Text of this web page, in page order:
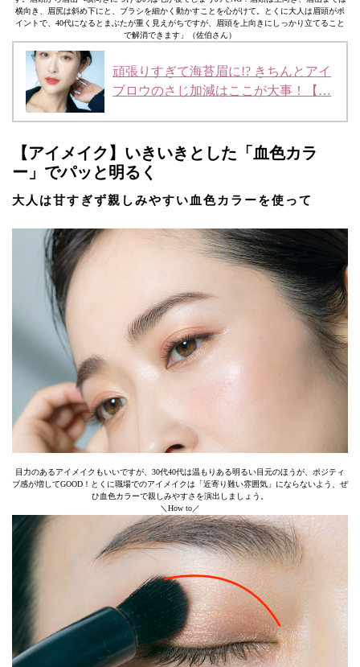
横向き、眉尻は斜め下にと、ブラシを細かく動かすことを心がけて。とくに大人は眉頭がポ
イントで、40代になるとまぶたが重く見えがちですが、眉頭を上向きにしっかり立てること
で解消できます」（佐伯さん）
頑張りすぎて海苔眉に!? きちんとアイ
ブロウのさじ加減はここが大事！【…
【アイメイク】いきいきとした「血色カラ
ー」でパッと明るく
大人は甘すぎず親しみやすい血色カラーを使って
目力のあるアイメイクもいいですが、30代40代は温もりある明るい目元のほうが、ポジティ
ブ感が増してGOOD！とくに職場でのアイメイクは「近寄り難い雰囲気」にならないよう、ぜ
ひ血色カラーで親しみやすさを演出しましょう。
＼How to／